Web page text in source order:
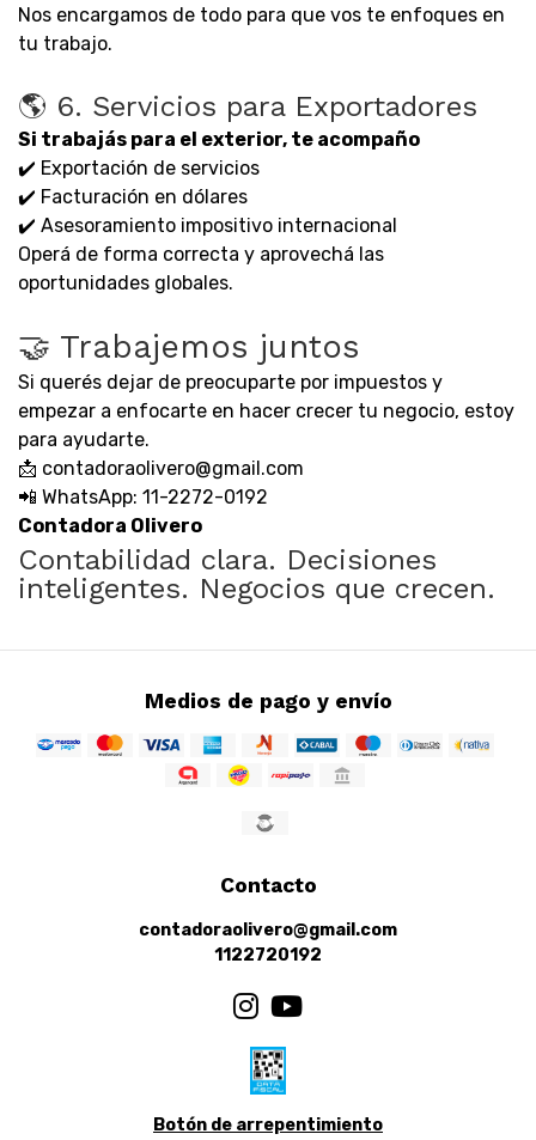
Nos encargamos de todo para que vos te enfoques en
tu trabajo.
🌎 6. Servicios para Exportadores
Si trabajás para el exterior, te acompaño
✔️ Exportación de servicios
✔️ Facturación en dólares
✔️ Asesoramiento impositivo internacional
Operá de forma correcta y aprovechá las
oportunidades globales.
🤝 Trabajemos juntos
Si querés dejar de preocuparte por impuestos y
empezar a enfocarte en hacer crecer tu negocio, estoy
para ayudarte.
📩 contadoraolivero@gmail.com
📲 WhatsApp: 11-2272-0192
Contadora Olivero
Contabilidad clara. Decisiones
inteligentes. Negocios que crecen.
Medios de pago y envío
Contacto
contadoraolivero@gmail.com
1122720192
Botón de arrepentimiento